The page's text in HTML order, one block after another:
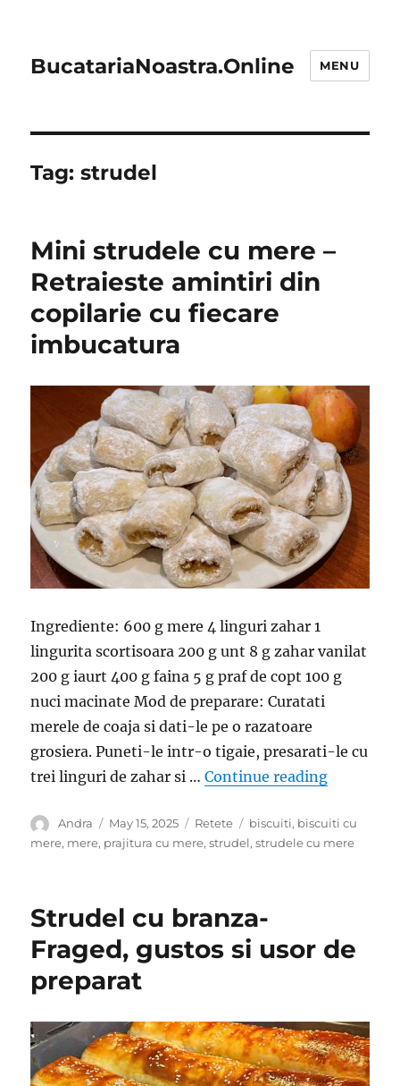
BucatariaNoastra.Online MENU
Tag:strudel
Mini strudele cu mere –
Retraieste amintiri din
copilarie cu fiecare
imbucatura
Ingrediente: 600 g mere 4 linguri zahar 1
lingurita scortisoara 200 g unt 8 g zahar vanilat
200 g iaurt 400 g faina 5 g praf de copt 100 g
nuci macinate Mod de preparare: Curatati
merele de coaja si dati-le pe o razatoare
grosiera. Puneti-le intr-o tigaie, presarati-le cu
trei linguri de zahar si …Continue reading“Mini
Author
Andra
Posted
on
May 15, 2025 Categories
Retete Tags
biscuiti, biscuiti cu
mere, mere, prajitura cu mere,strudel,strudele cu mere
Strudel cu branza-
Fraged, gustos si usor de
preparat